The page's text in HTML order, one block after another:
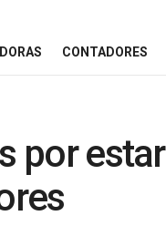
CONTADORES
por estar